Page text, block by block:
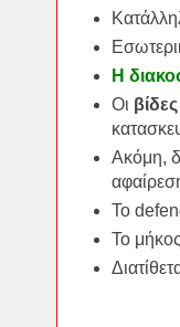
Η
Οι βίδες
Ακόμη,
Το
Το